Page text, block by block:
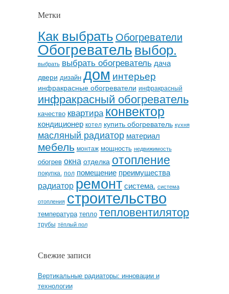
Метки
Как выбрать Обогреватели
Обогревательвыбор.
выбрать выбрать обогреватель дача
двери дизайн дом интерьер
инфракрасные обогреватели инфракрасный
инфракрасный обогреватель
качество квартираконвектор
кондиционер котел купить обогреватель кухня
масляный радиатор материал
мебель монтаж мощность недвижимость
обогрев окна отделка отопление
покупка. пол помещение преимущества
радиатор ремонт система. система
отопления строительство
температура тепло тепловентилятор
трубы тёплый пол
Свежие записи
Вертикальные радиаторы: инновации и
технологии